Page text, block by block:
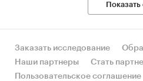
Заказать исследование
Наши партнеры
Стать
Пользовательское соглашение